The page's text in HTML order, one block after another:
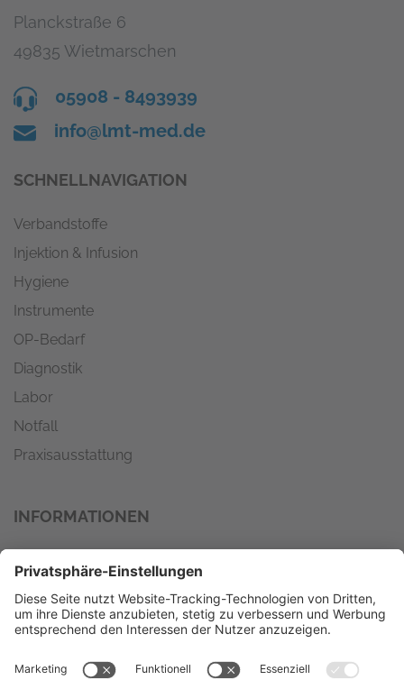
Planckstraße 6
49835 Wietmarschen
05908 - 8493939
info@lmt-med.de
SCHNELLNAVIGATION
Verbandstoffe
Injektion & Infusion
Hygiene
Instrumente
OP-Bedarf
Diagnostik
Labor
Notfall
Praxisausstattung
INFORMATIONEN